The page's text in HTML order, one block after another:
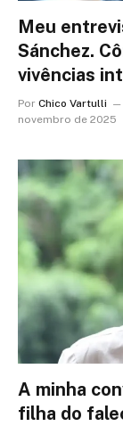
Meu
Sánchez.
vivências
Por Chico Vartulli
novembro de 2025
A minha
filha do